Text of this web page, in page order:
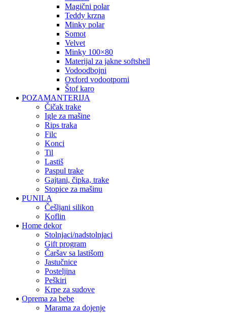
magični polar
teddy krzna
minky polar
somot
velvet
minky 100×80
materijal za jakne softshell
vodoodbojni
oxford vodootporni
štof karo
POZAMANTERIJA
čičak trake
igle za mašine
rips traka
filc
konci
til
lastiš
paspul trake
gajtani, čipka, trake
stopice za mašinu
PUNILA
češljani silikon
koflin
Home dekor
stolnjaci/nadstolnjaci
gift program
čaršav sa lastišom
jastučnice
posteljina
peškiri
krpe za sudove
Oprema za bebe
marama za dojenje